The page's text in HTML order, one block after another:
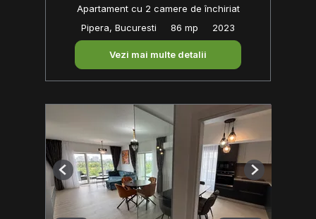
Apartament cu 2 camere de închiriat
Pipera, Bucuresti
86 mp 2023
Vezi mai multe detalii
Previous Next